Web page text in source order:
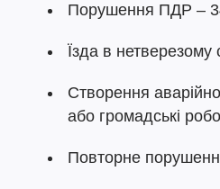
Порушення ПДР –
Їзда в нетверезому
Створення
або громадські
Повторне